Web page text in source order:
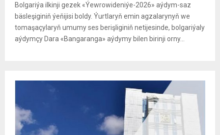
Bolgariýa ilkinji gezek «Ýewrowideniýe-2026» aýdym-saz
bäsleşiginiň ýeňijisi boldy. Ýurtlaryň emin agzalarynyň we
tomaşaçylaryň umumy ses berişliginiň netijesinde, bolgariýaly
aýdymçy Dara «Bangaranga» aýdymy bilen birinji orny...